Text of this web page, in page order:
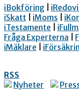
iBokföring
iSkatt
iMoms
iTestamente
Fråga Experterna
iMäklare
RSS
Nyheter